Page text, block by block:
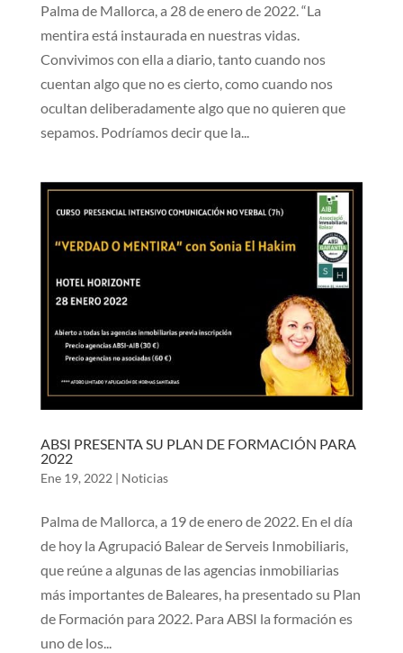
Palma de Mallorca, a 28 de enero de 2022. “La
mentira está instaurada en nuestras vidas.
Convivimos con ella a diario, tanto cuando nos
cuentan algo que no es cierto, como cuando nos
ocultan deliberadamente algo que no quieren que
sepamos. Podríamos decir que la...
ABSI PRESENTA SU PLAN DE FORMACIÓN PARA
2022
Ene 19, 2022 | Noticias
Palma de Mallorca, a 19 de enero de 2022. En el día
de hoy la Agrupació Balear de Serveis Inmobiliaris,
que reúne a algunas de las agencias inmobiliarias
más importantes de Baleares, ha presentado su Plan
de Formación para 2022. Para ABSI la formación es
uno de los...